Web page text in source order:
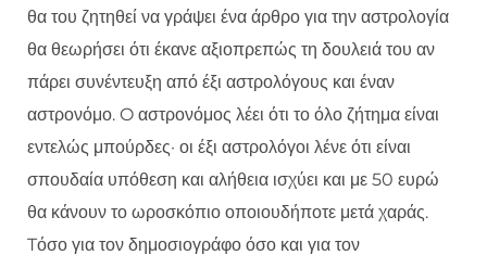
θα του ζητηθεί να γράψει ένα άρθρο για την αστρολογία
θα θεωρήσει ότι έκανε αξιοπρεπώς τη δουλειά του αν
πάρει συνέντευξη από έξι αστρολόγους και έναν
αστρονόμο. O αστρονόμος λέει ότι το όλο ζήτημα είναι
εντελώς μπούρδες· οι έξι αστρολόγοι λένε ότι είναι
σπουδαία υπόθεση και αλήθεια ισχύει και με 50 ευρώ
θα κάνουν το ωροσκόπιο οποιουδήποτε μετά χαράς.
Tόσο για τον δημοσιογράφο όσο και για τον